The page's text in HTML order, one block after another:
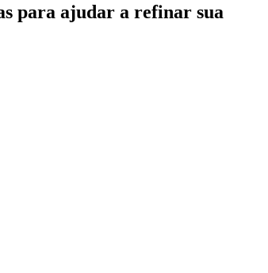
para ajudar a refinar sua